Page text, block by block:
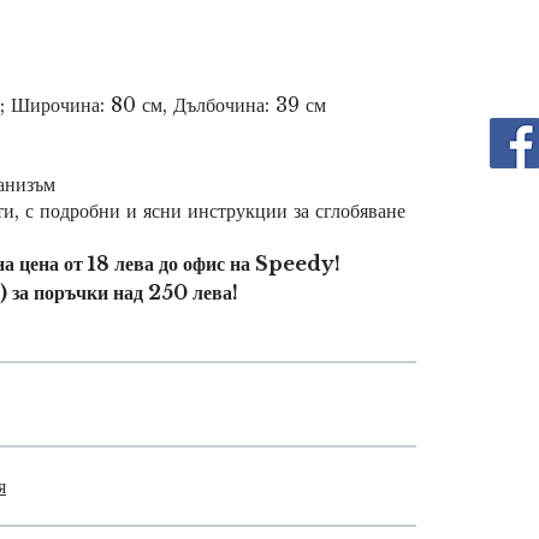
80 см, Дълбочина: 39 см
с подробни и ясни инструкции за сглобяване
цена от 18 лева до офис на Speedy!
за поръчки над 250 лева!